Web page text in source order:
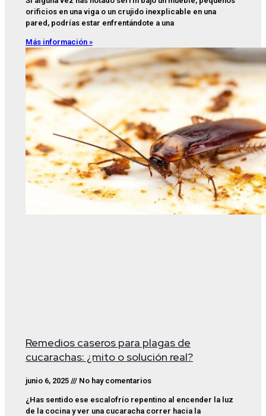
orificios en una viga o un crujido inexplicable en una
pared, podrías estar enfrentándote a una
Más información »
Remedios caseros para plagas de
cucarachas: ¿mito o solución real?
junio 6, 2025 No hay comentarios
¿Has sentido ese escalofrío repentino al encender la luz
de la cocina y ver una cucaracha correr hacia la